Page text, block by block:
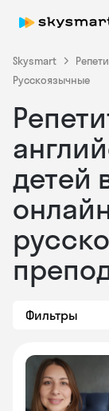
Skysmart
Русскоязычные
детей
Фильтры
Skysmart